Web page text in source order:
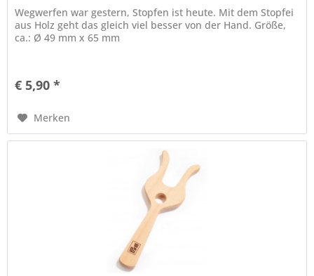
Wegwerfen war gestern, Stopfen ist heute. Mit dem Stopfei
aus Holz geht das gleich viel besser von der Hand. Größe,
ca.: Ø 49 mm x 65 mm
€ 5,90 *
Merken